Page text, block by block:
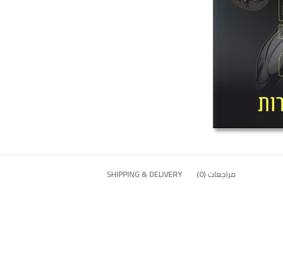
مراجعات (0) SHIPPING & DELIVERY